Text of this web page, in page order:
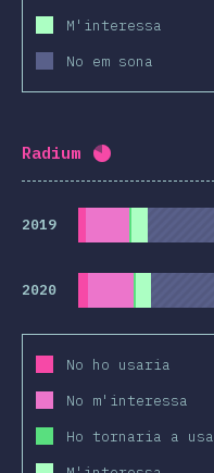
M'interessa
No em sona
Radium Percentatge
2019
2020
No ho usaria
No m'interessa
Ho tornaria a